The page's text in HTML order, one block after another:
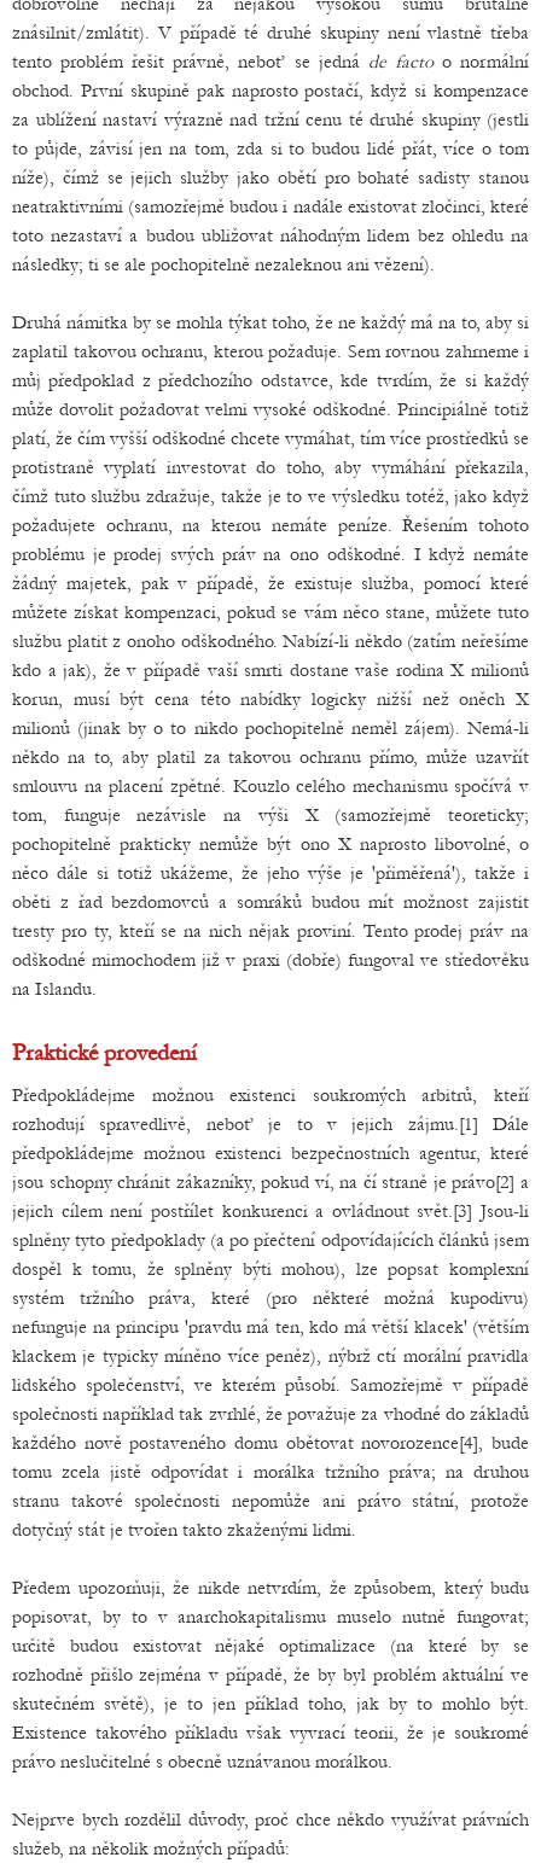
znásilnit/zmlátit). V případě té druhé skupiny není vlastně třeba
tento problém řešit právně, neboť se jedná de factoo normální
obchod. První skupině pak naprosto postačí, když si kompenzace
za ublížení nastaví výrazně nad tržní cenu té druhé skupiny (jestli
to půjde, závisí jen na tom, zda si to budou lidé přát, více o tom
níže), čímž se jejich služby jako obětí pro bohaté sadisty stanou
neatraktivními (samozřejmě budou i nadále existovat zločinci, které
toto nezastaví a budou ubližovat náhodným lidem bez ohledu na
následky; ti se ale pochopitelně nezaleknou ani vězení).
Druhá námitka by se mohla týkat toho, že ne každý má na to, aby si
zaplatil takovou ochranu, kterou požaduje. Sem rovnou zahrneme i
můj předpoklad z předchozího odstavce, kde tvrdím, že si každý
může dovolit požadovat velmi vysoké odškodné. Principiálně totiž
platí, že čím vyšší odškodné chcete vymáhat, tím více prostředků se
protistraně vyplatí investovat do toho, aby vymáhání překazila,
čímž tuto službu zdražuje, takže je to ve výsledku totéž, jako když
požadujete ochranu, na kterou nemáte peníze. Řešením tohoto
problému je prodej svých práv na ono odškodné. I když nemáte
žádný majetek, pak v případě, že existuje služba, pomocí které
můžete získat kompenzaci, pokud se vám něco stane, můžete tuto
službu platit z onoho odškodného. Nabízí-li někdo (zatím neřešíme
kdo a jak), že v případě vaší smrti dostane vaše rodina X milionů
korun, musí být cena této nabídky logicky nižší než oněch X
milionů (jinak by o to nikdo pochopitelně neměl zájem). Nemá-li
někdo na to, aby platil za takovou ochranu přímo, může uzavřít
smlouvu na placení zpětné. Kouzlo celého mechanismu spočívá v
tom, funguje nezávisle na výši X (samozřejmě teoreticky;
pochopitelně prakticky nemůže být ono X naprosto libovolné, o
něco dále si totiž ukážeme, že jeho výše je 'přiměřená'), takže i
oběti z řad bezdomovců a somráků budou mít možnost zajistit
tresty pro ty, kteří se na nich nějak proviní. Tento prodej práv na
odškodné mimochodem již v praxi (dobře) fungoval ve středověku
na Islandu.
Praktické provedení
Předpokládejme možnou existenci soukromých arbitrů, kteří
rozhodují spravedlivě, neboť je to v jejich zájmu.[1] Dále
předpokládejme možnou existenci bezpečnostních agentur, které
jsou schopny chránit zákazníky, pokud ví, na čí straně je právo[2] a
jejich cílem není postřílet konkurenci a ovládnout svět.[3] Jsou-li
splněny tyto předpoklady (a po přečtení odpovídajících článků jsem
dospěl k tomu, že splněny býti mohou), lze popsat komplexní
systém tržního práva, které (pro některé možná kupodivu)
nefunguje na principu 'pravdu má ten, kdo má větší klacek' (větším
klackem je typicky míněno více peněz), nýbrž ctí morální pravidla
lidského společenství, ve kterém působí. Samozřejmě v případě
společnosti například tak zvrhlé, že považuje za vhodné do základů
každého nově postaveného domu obětovat novorozence[4], bude
tomu zcela jistě odpovídat i morálka tržního práva; na druhou
stranu takové společnosti nepomůže ani právo státní, protože
dotyčný stát je tvořen takto zkaženými lidmi.
Předem upozorňuji, že nikde netvrdím, že způsobem, který budu
popisovat, by to v anarchokapitalismu muselo nutně fungovat;
určitě budou existovat nějaké optimalizace (na které by se
rozhodně přišlo zejména v případě, že by byl problém aktuální ve
skutečném světě), je to jen příklad toho, jak by to mohlo být.
Existence takového příkladu však vyvrací teorii, že je soukromé
právo neslučitelné s obecně uznávanou morálkou.
Nejprve bych rozdělil důvody, proč chce někdo využívat právních
služeb, na několik možných případů: